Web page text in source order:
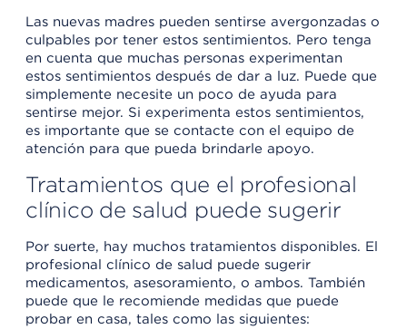
Las nuevas madres pueden sentirse avergonzadas o
culpables por tener estos sentimientos. Pero tenga
en cuenta que muchas personas experimentan
estos sentimientos después de dar a luz. Puede que
simplemente necesite un poco de ayuda para
sentirse mejor. Si experimenta estos sentimientos,
es importante que se contacte con el equipo de
atención para que pueda brindarle apoyo.
Tratamientos que el profesional
clínico de salud puede sugerir
Por suerte, hay muchos tratamientos disponibles. El
profesional clínico de salud puede sugerir
medicamentos, asesoramiento, o ambos. También
puede que le recomiende medidas que puede
probar en casa, tales como las siguientes: